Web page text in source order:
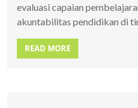
evaluasi capaian
akuntabilitas pendidikan di
READ MORE